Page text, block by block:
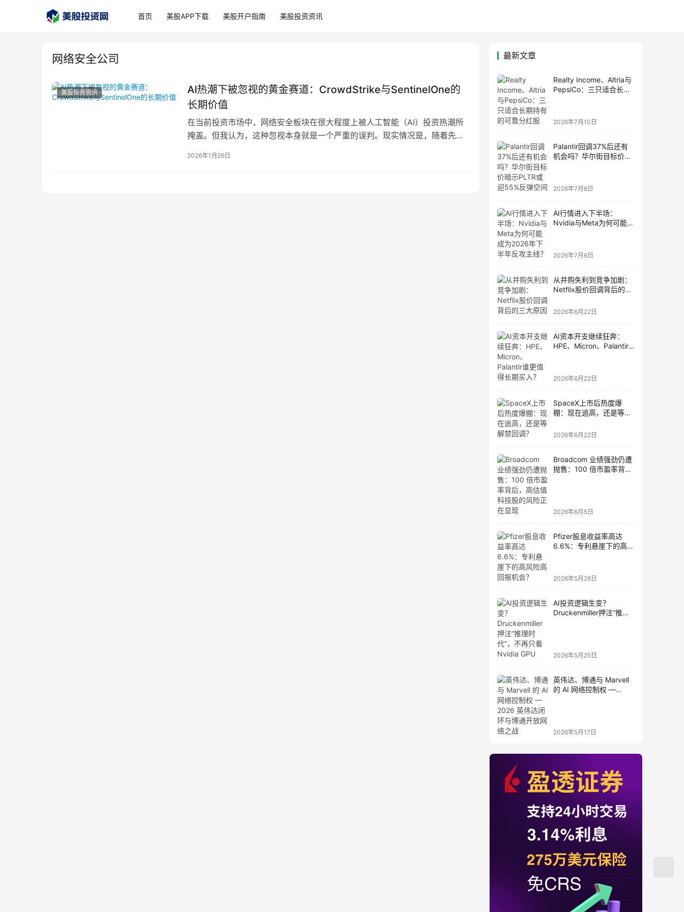
首页 美股APP下载 美股开户指南 美股投资资讯
网络安全公司
美股投资资讯
AI热潮下被忽视的黄金赛道：CrowdStrike与SentinelOne的
长期价值
在当前投资市场中，网络安全板块在很大程度上被人工智能（AI）投资热潮所
掩盖。但我认为，这种忽视本身就是一个严重的误判。现实情况是，随着先进
2026年1月26日
最新文章
Realty Income、Altria与
PepsiCo：三只适合长期
2026年7月10日
Palantir回调37%后还有
机会吗？华尔街目标价暗
2026年7月6日
AI行情进入下半场：
Nvidia与Meta为何可能成
2026年7月6日
从并购失利到竞争加剧：
Netflix股价回调背后的三
2026年6月22日
AI资本开支继续狂奔：
HPE、Micron、Palantir
2026年6月22日
SpaceX上市后热度爆
棚：现在追高，还是等解
2026年6月22日
Broadcom 业绩强劲仍遭
抛售：100 倍市盈率背
2026年6月5日
Pfizer股息收益率高达
6.6%：专利悬崖下的高风
2026年5月26日
AI投资逻辑生变？
Druckenmiller押注“推理
2026年5月25日
英伟达、博通与 Marvell
的 AI 网络控制权 —
2026年5月17日